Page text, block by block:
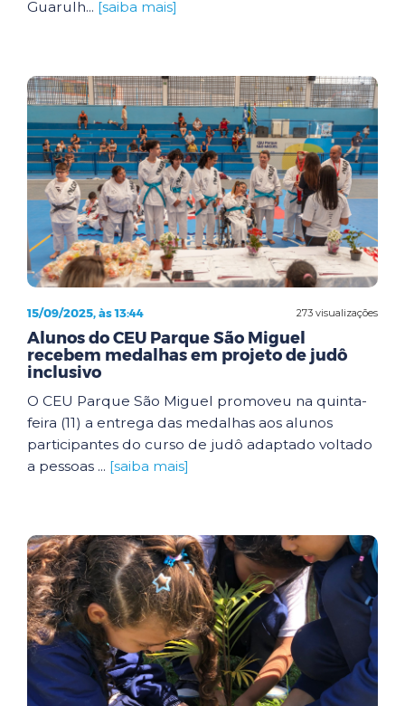
Guarulh... [saiba mais]
273 visualizações
15/09/2025, às 13:44
Alunos do CEU Parque São Miguel
recebem medalhas em projeto de judô
inclusivo
O CEU Parque São Miguel promoveu na quinta-
feira (11) a entrega das medalhas aos alunos
participantes do curso de judô adaptado voltado
a pessoas ... [saiba mais]